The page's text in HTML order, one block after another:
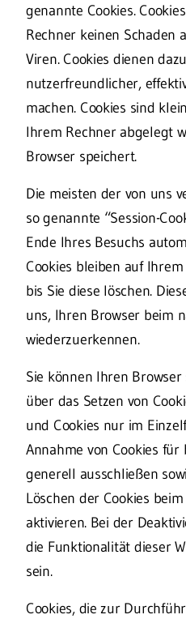
genannte Cookies.
Rechner keinen Schaden
Viren. Cookies dienen
nutzerfreundlicher,
machen. Cookies sind
Ihrem Rechner abgelegt
Browser speichert.
Die meisten der von uns
so genannte “Session-
Ende Ihres Besuchs
Cookies bleiben auf
bis Sie diese löschen.
uns, Ihren Browser beim
wiederzuerkennen.
Sie können Ihren
über das Setzen von
und Cookies nur im
Annahme von Cookies
generell ausschließen
Löschen der Cookies
aktivieren. Bei der
die Funktionalität dieser
sein.
Cookies, die zur